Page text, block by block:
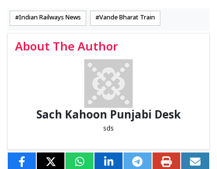
Indian Railways News Vande Bharat Train
About The Author
Sach Kahoon Punjabi Desk
sds